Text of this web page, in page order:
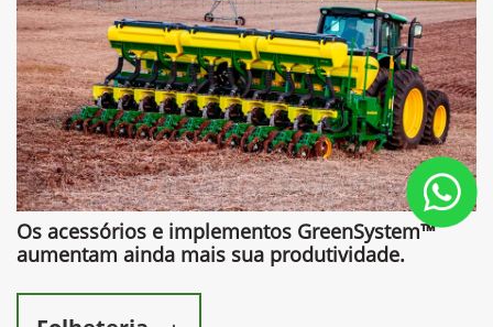
Os acessórios e implementos GreenSystem™
aumentam ainda mais sua produtividade.​